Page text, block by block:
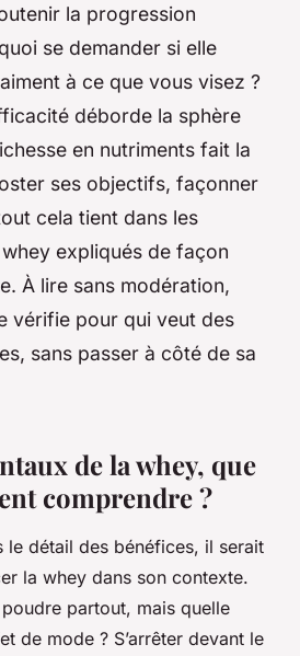
la progression
se demander si elle
à ce que vous visez ?
déborde la sphère
en nutriments fait la
ses objectifs, façonner
cela tient dans les
expliqués de façon
À lire sans modération,
vérifie pour qui veut des
sans passer à côté de sa
de la whey, que
comprendre ?
le détail des bénéfices, il serait
la whey dans son contexte.
partout, mais quelle
de mode ? S’arrêter devant le